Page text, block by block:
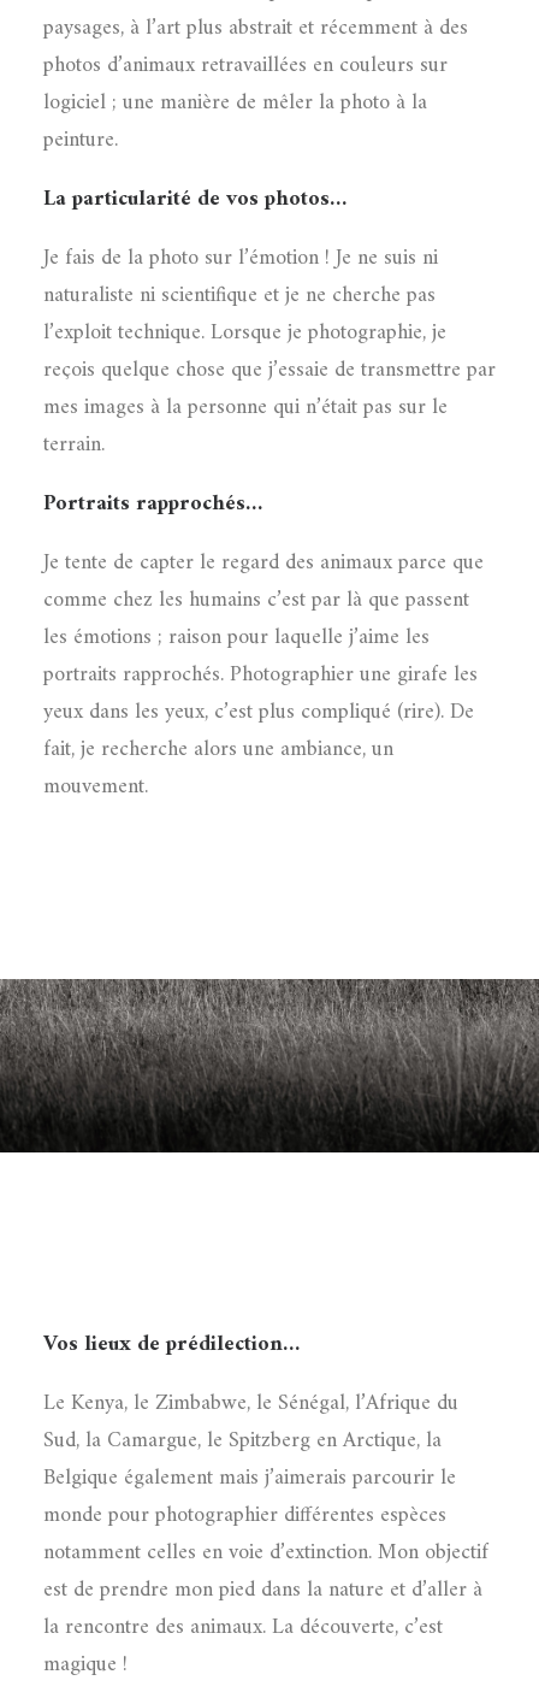
paysages, à l’art plus abstrait et récemment à des
photos d’animaux retravaillées en couleurs sur
logiciel ; une manière de mêler la photo à la
peinture.
La particularité de vos photos…
Je fais de la photo sur l’émotion ! Je ne suis ni
naturaliste ni scientifique et je ne cherche pas
l’exploit technique. Lorsque je photographie, je
reçois quelque chose que j’essaie de transmettre par
mes images à la personne qui n’était pas sur le
terrain.
Portraits rapprochés…
Je tente de capter le regard des animaux parce que
comme chez les humains c’est par là que passent
les émotions ; raison pour laquelle j’aime les
portraits rapprochés. Photographier une girafe les
yeux dans les yeux, c’est plus compliqué (rire). De
fait, je recherche alors une ambiance, un
mouvement.
Vos lieux de prédilection…
Le Kenya, le Zimbabwe, le Sénégal, l’Afrique du
Sud, la Camargue, le Spitzberg en Arctique, la
Belgique également mais j’aimerais parcourir le
monde pour photographier différentes espèces
notamment celles en voie d’extinction. Mon objectif
est de prendre mon pied dans la nature et d’aller à
la rencontre des animaux. La découverte, c’est
magique !